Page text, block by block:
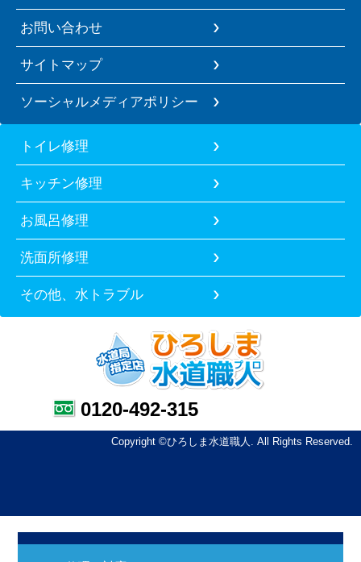
お問い合わせ
サイトマップ
ソーシャルメディアポリシー
トイレ修理
キッチン修理
お風呂修理
洗面所修理
その他、水トラブル
0120-492-315
Copyright ©ひろしま水道職人. All Rights Reserved.